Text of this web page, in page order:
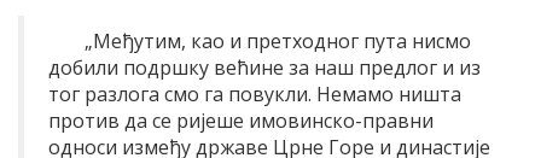
„Међутим, као и претходног пута нисмо
добили подршку већине за наш предлог и из
тог разлога смо га повукли. Немамо ништа
против да се ријеше имовинско-правни
односи између државе Црне Горе и династије